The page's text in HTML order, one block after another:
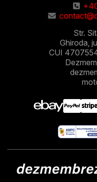
Str.
Ghiroda,
CUI